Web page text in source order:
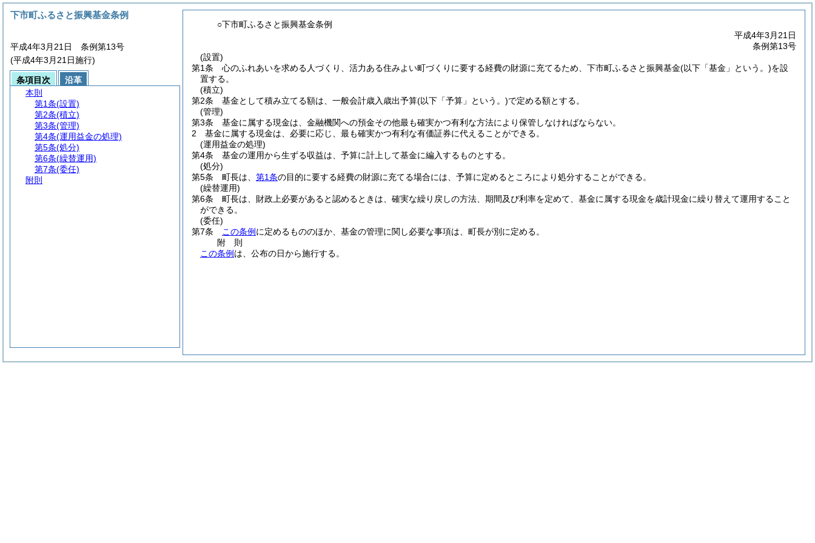
○下市町ふるさと振興基金条例
平成4年3月21日
条例第13号
(設置)
第1条
心のふれあいを求める人づくり、活力ある住みよい町づくりに要する経費の財源に充てるため、下市町ふるさと振興基金(以下「基金」という。)を設
置する。
(積立)
第2条
基金として積み立てる額は、一般会計歳入歳出予算(以下「予算」という。)で定める額とする。
(管理)
第3条
基金に属する現金は、金融機関への預金その他最も確実かつ有利な方法により保管しなければならない。
2
基金に属する現金は、必要に応じ、最も確実かつ有利な有価証券に代えることができる。
(運用益金の処理)
第4条
基金の運用から生ずる収益は、予算に計上して基金に編入するものとする。
(処分)
第5条
町長は、 第1条の目的に要する経費の財源に充てる場合には、予算に定めるところにより処分することができる。
(繰替運用)
第6条
町長は、財政上必要があると認めるときは、確実な繰り戻しの方法、期間及び利率を定めて、基金に属する現金を歳計現金に繰り替えて運用すること
ができる。
(委任)
第7条
この条例 に定めるもののほか、基金の管理に関し必要な事項は、町長が別に定める。
附 則
この条例 は、公布の日から施行する。
下市町ふるさと振興基金条例
平成4年3月21日 条例第13号
(平成4年3月21日施行)
条項目次
沿革
本則
第1条(設置)
第2条(積立)
第3条(管理)
第4条(運用益金の処理)
第5条(処分)
第6条(繰替運用)
第7条(委任)
附則